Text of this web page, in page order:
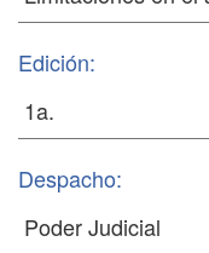
Edición:
Despacho: